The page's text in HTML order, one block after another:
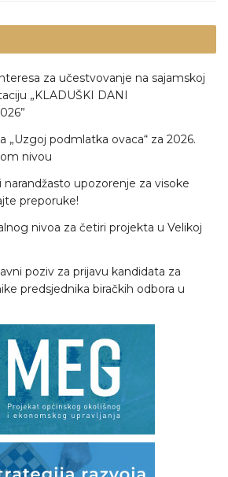
za učestvovanje na sajamskoj
„KLADUŠKI DANI
„Uzgoj podmlatka ovaca“ za 2026.
nivou
upozorenje za visoke
preporuke!
nivoa za četiri projekta u Velikoj
poziv za prijavu kandidata za
predsjednika biračkih odbora u